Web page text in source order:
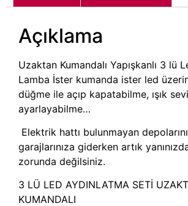
Açıklama
Uzaktan Kumandalı Yapışkanlı 3 lü
Lamba İster kumanda ister led
düğme ile açıp kapatabilme, ışık
ayarlayabilme…
Elektrik hattı bulunmayan
garajlarınıza giderken artık
zorunda değilsiniz.
3 LÜ LED AYDINLATMA SETİ
KUMANDALI